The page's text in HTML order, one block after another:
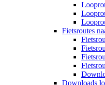
Fietsroutes
Downloads